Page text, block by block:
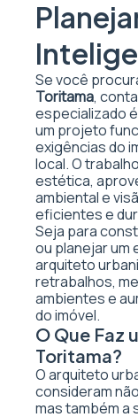
Se você
Toritama,
especializado
um projeto
exigências do
local. O
estética,
ambiental e
eficientes e
Seja para
ou planejar um
arquiteto
retrabalhos,
ambientes e
do imóvel.
O Que Faz
Toritama?
O arquiteto
consideram
mas também a